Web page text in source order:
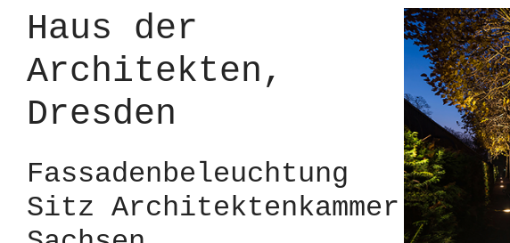
Haus der
Architekten,
Dresden
Fassadenbeleuchtung
Sitz Architektenkammer